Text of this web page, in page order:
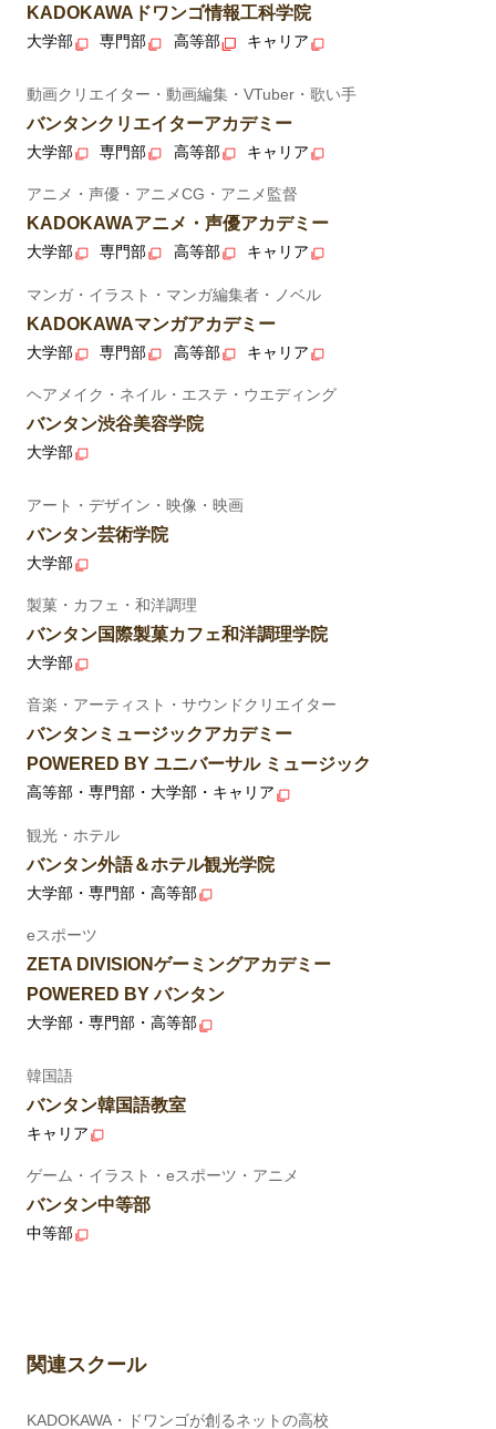
KADOKAWAドワンゴ情報工科学院
大学部 専門部 高等部 キャリア
動画クリエイター・動画編集・VTuber・歌い手
バンタンクリエイターアカデミー
大学部 専門部 高等部 キャリア
アニメ・声優・アニメCG・アニメ監督
KADOKAWAアニメ・声優アカデミー
大学部 専門部 高等部 キャリア
マンガ・イラスト・マンガ編集者・ノベル
KADOKAWAマンガアカデミー
大学部 専門部 高等部 キャリア
ヘアメイク・ネイル・エステ・ウエディング
バンタン渋谷美容学院
大学部
アート・デザイン・映像・映画
バンタン芸術学院
大学部
製菓・カフェ・和洋調理
バンタン国際製菓カフェ和洋調理学院
大学部
音楽・アーティスト・サウンドクリエイター
バンタンミュージックアカデミー
POWERED BY ユニバーサル ミュージック
高等部・専門部・大学部・キャリア
観光・ホテル
バンタン外語＆ホテル観光学院
大学部・専門部・高等部
eスポーツ
ZETA DIVISIONゲーミングアカデミー
POWERED BY バンタン
大学部・専門部・高等部
韓国語
バンタン韓国語教室
キャリア
ゲーム・イラスト・eスポーツ・アニメ
バンタン中等部
中等部
関連スクール
KADOKAWA・ドワンゴが創るネットの高校